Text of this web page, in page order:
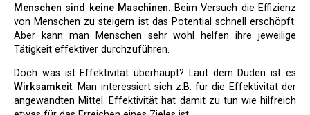
Menschen sind keine Maschinen. Beim Versuch die Effizienz
von Menschen zu steigern ist das Potential schnell erschöpft.
Aber kann man Menschen sehr wohl helfen ihre jeweilige
Tätigkeit effektiver durchzuführen.
Doch was ist Effektivität überhaupt? Laut dem Duden ist es
Wirksamkeit. Man interessiert sich z.B. für die Effektivität der
angewandten Mittel. Effektivität hat damit zu tun wie hilfreich